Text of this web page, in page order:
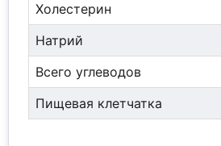
Холестерин
Натрий
Всего углеводов
Пищевая клетчатка